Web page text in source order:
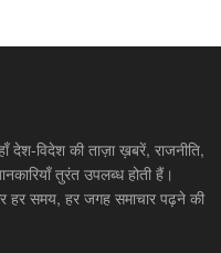
विदेश की ताज़ा ख़बरें, राजनीति,
तुरंत उपलब्ध होती हैं।
हर समय, हर जगह समाचार पढ़ने की